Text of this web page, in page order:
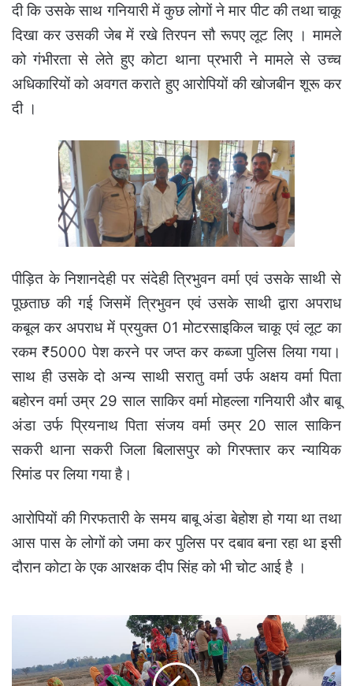
दी कि उसके साथ गनियारी में कुछ लोगों ने मार पीट की तथा चाकू
दिखा कर उसकी जेब में रखे तिरपन सौ रूपए लूट लिए ।मामले
को गंभीरता से लेते हुए कोटा थाना प्रभारी ने मामले से उच्च
अधिकारियों को अवगत कराते हुए आरोपियों की खोजबीन शूरू कर
दी ।
पीड़ित के निशानदेही पर संदेही त्रिभुवन वर्मा एवं उसके साथी से
पूछताछ की गई जिसमें त्रिभुवन एवं उसके साथी द्वारा अपराध
कबूल कर अपराध में प्रयुक्त 01 मोटरसाइकिल चाकू एवं लूट का
रकम ₹5000 पेश करने पर जप्त कर कब्जा पुलिस लिया गया।
साथ ही उसके दो अन्य साथी सरातु वर्मा उर्फ अक्षय वर्मा पिता
बहोरन वर्मा उम्र 29 साल साकिर वर्मा मोहल्ला गनियारी और बाबू
अंडा उर्फ प्रियनाथ पिता संजय वर्मा उम्र 20 साल साकिन
सकरी थाना सकरी जिला बिलासपुर को गिरफ्तार कर न्यायिक
रिमांड पर लिया गया है।
आरोपियों की गिरफतारी के समय बाबू अंडा बेहोश हो गया था तथा
आस पास के लोगों को जमा कर पुलिस पर दबाव बना रहा था इसी
दौरान कोटा के एक आरक्षक दीप सिंह को भी चोट आई है ।
बिजली